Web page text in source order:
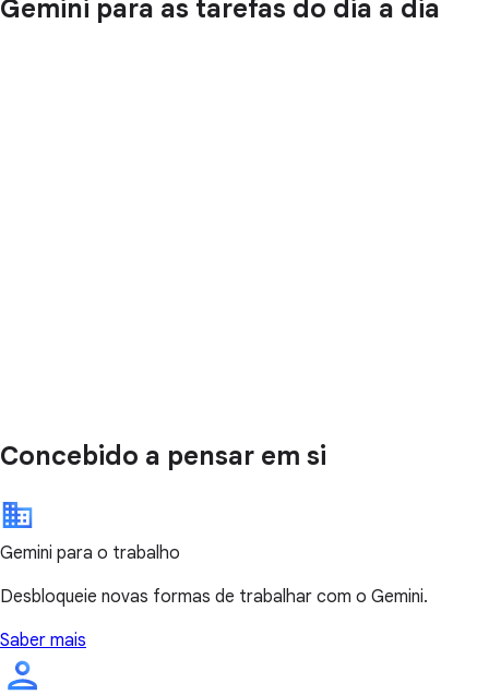
Gemini para as tarefas do dia a dia
Concebido a pensar em si
Gemini para o trabalho
Desbloqueie novas formas de trabalhar com o Gemini.
Saber mais